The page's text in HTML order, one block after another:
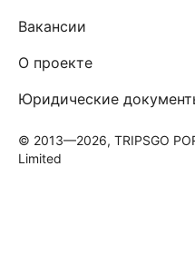
Вакансии
О проекте
Юридические
© 2013—2026, TRIPSGO
Limited